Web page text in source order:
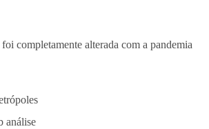
completamente alterada com a pandemia